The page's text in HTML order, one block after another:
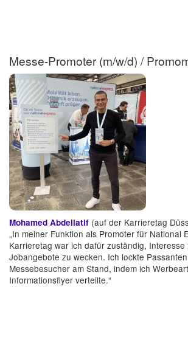
Mohamed Abdellatif (auf der Karrieretag
„In meiner Funktion als Promoter für National
Karrieretag war ich dafür zuständig, Interesse
Jobangebote zu wecken. Ich lockte
Messebesucher am Stand, indem ich
Informationsflyer verteilte.“